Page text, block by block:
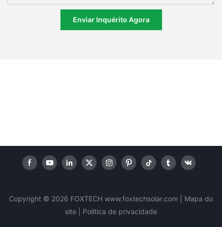
Enviar Inquérito Agora
Copyright © 2026 FOXTECH www.foxtechsolar.com
Mapa do
site |
Política de privacidade